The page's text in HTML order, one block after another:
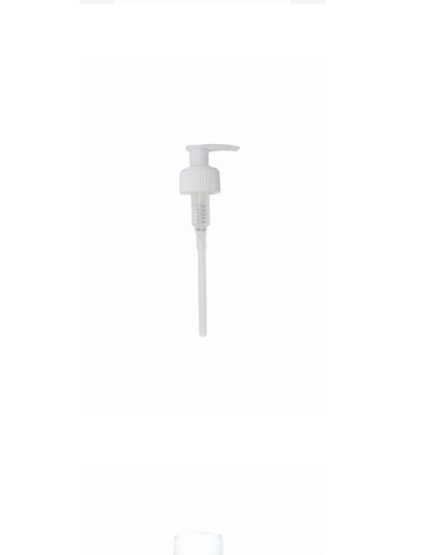
Nettó ár: 327 Ft
AquaLine folyékony táp